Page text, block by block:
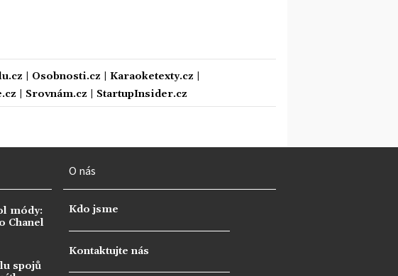
Osobnosti.cz Karaoketexty.cz
Srovnám.cz StartupInsider.cz
módy:
Chanel
spojů
O nás
Kdo jsme
Kontaktujte nás